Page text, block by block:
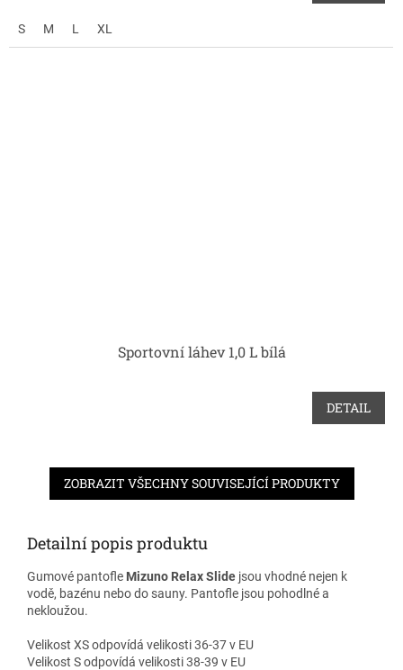
S M L XL
Sportovní láhev 1,0 L bílá
DETAIL
ZOBRAZIT VŠECHNY SOUVISEJÍCÍ PRODUKTY
Detailní popis produktu
Gumové pantofle Mizuno Relax Slide jsou vhodné nejen k
vodě, bazénu nebo do sauny. Pantofle jsou pohodlné a
nekloužou.
Velikost XS odpovídá velikosti 36-37 v EU
Velikost S odpovídá velikosti 38-39 v EU